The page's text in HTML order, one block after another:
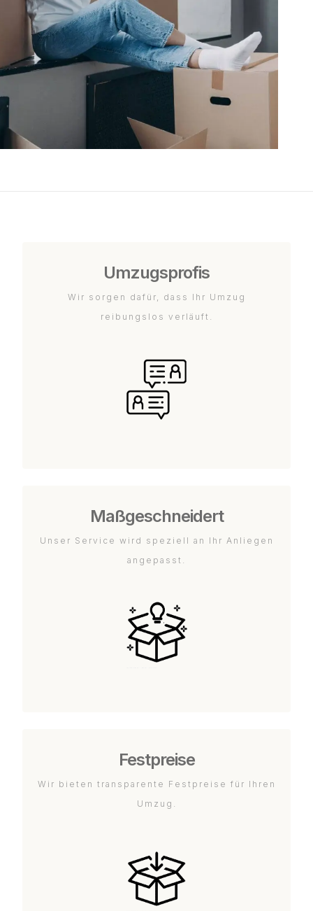
Umzugsprofis
Wir sorgen dafür, dass Ihr Umzug
reibungslos verläuft.
Maßgeschneidert
Unser Service wird speziell an Ihr Anliegen
angepasst.
Festpreise
Wir bieten transparente Festpreise für Ihren
Umzug.